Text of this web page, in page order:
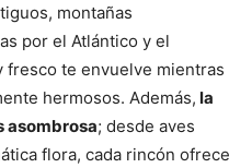
montañas
por el Atlántico y el
te envuelve mientras
hermosos. Además, la
asombrosa; desde aves
flora, cada rincón ofrece